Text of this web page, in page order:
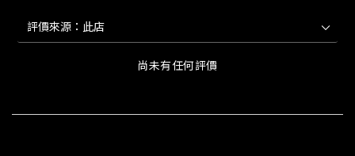
尚未有任何評價